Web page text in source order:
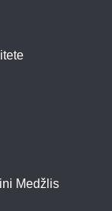
Medžlis